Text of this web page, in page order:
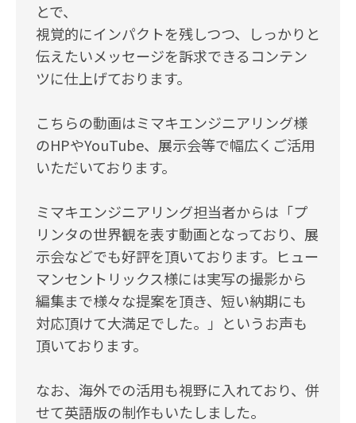
とで、
視覚的にインパクトを残しつつ、しっかりと
伝えたいメッセージを訴求できるコンテン
ツに仕上げております。
こちらの動画はミマキエンジニアリング様
のHPやYouTube、展示会等で幅広くご活用
いただいております。
ミマキエンジニアリング担当者からは「プ
リンタの世界観を表す動画となっており、展
示会などでも好評を頂いております。ヒュー
マンセントリックス様には実写の撮影から
編集まで様々な提案を頂き、短い納期にも
対応頂けて大満足でした。」というお声も
頂いております。
なお、海外での活用も視野に入れており、併
せて英語版の制作もいたしました。